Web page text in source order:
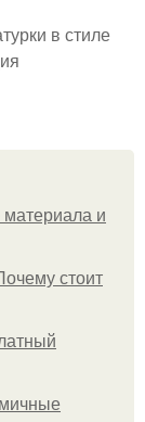
в стиле
и
стоит